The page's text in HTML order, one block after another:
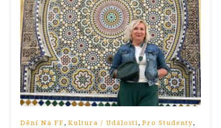
Dění Na FF , Kultura / Události , Pro Studenty,